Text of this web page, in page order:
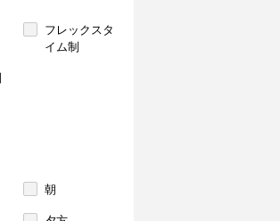
フレックスタ
イム制
朝